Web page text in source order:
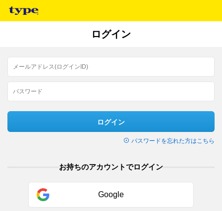
ログイン
ログイン
パスワードを忘れた方はこちら
お持ちのアカウントでログイン
Google